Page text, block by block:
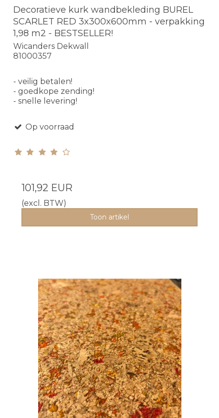
Decoratieve kurk wandbekleding BUREL
SCARLET RED 3x300x600mm - verpakking
1,98 m2 - BESTSELLER!
Wicanders Dekwall
81000357
- veilig betalen!
- goedkope zending!
- snelle levering!
Op voorraad
101,92 EUR
(excl. BTW)
Toon artikel